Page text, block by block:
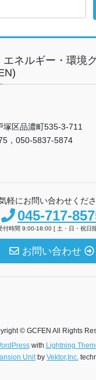
ネルギー・環境
区品濃町535-3-711
，050-5837-5874
軽にお問い合わせくださ
045-717-
付時間 9:00-18:00 [ 土・日・祝日
お問い合わせ
© GCFEN All Rights
with Lightning
Unit by Vektor,Inc.